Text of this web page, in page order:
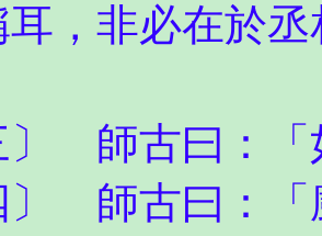
，非必在於
師古曰：「
師古曰：「廚